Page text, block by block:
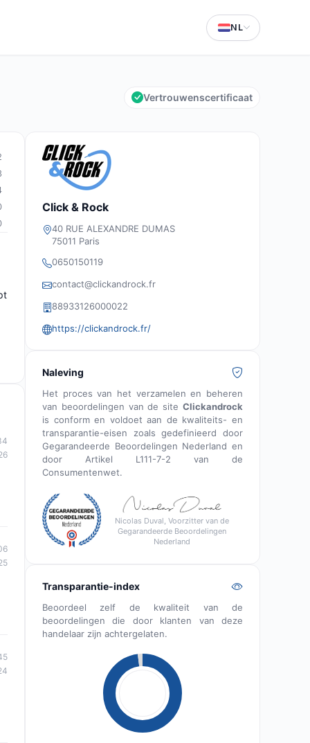
NL
Vertrouwenscertificaat
Click & Rock
40 RUE ALEXANDRE DUMAS
75011 Paris
0650150119
contact@clickandrock.fr
88933126000022
https://clickandrock.fr/
Naleving
Het proces van het verzamelen en beheren
van beoordelingen van de site Clickandrock
is conform en voldoet aan de kwaliteits- en
transparantie-eisen zoals gedefinieerd door
Gegarandeerde Beoordelingen Nederland en
door Artikel L111-7-2 van de
Consumentenwet.
Nicolas Duval, Voorzitter van de
Gegarandeerde Beoordelingen
Nederland
Transparantie-index
Beoordeel zelf de kwaliteit van de
beoordelingen die door klanten van deze
handelaar zijn achtergelaten.